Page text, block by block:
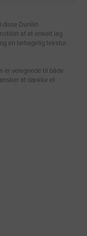
Dunilin
af et enkelt lag
en behagelig tekstur.
er velegnede til både
at dække et